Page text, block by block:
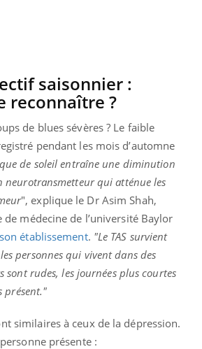
saisonnier :
reconnaître ?
de blues sévères ? Le faible
pendant les mois d’automne
de soleil entraîne une diminution
neurotransmetteur qui atténue les
", explique le Dr Asim Shah,
de médecine de l’université Baylor
établissement. "Le TAS survient
personnes qui vivent dans des
sont rudes, les journées plus courtes
présent."
similaires à ceux de la dépression.
présente :